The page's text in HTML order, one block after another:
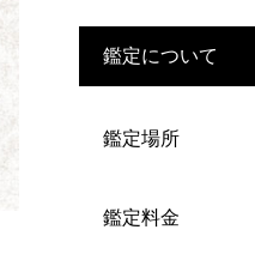
鑑定について
鑑定場所
鑑定料金